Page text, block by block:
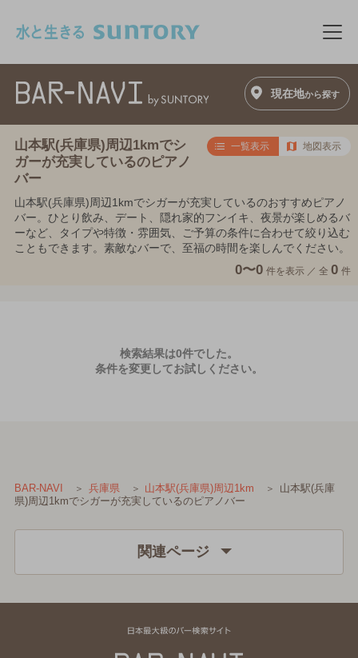
メ
現在地から探す
山本駅(兵庫県)周辺1kmでシ
ガーが充実しているのピアノ
バー
一覧表示 地図表示
山本駅(兵庫県)周辺1kmでシガーが充実しているのおすすめピアノ
バー。ひとり飲み、デート、隠れ家的フンイキ、夜景が楽しめるバ
ーなど、タイプや特徴・雰囲気、ご予算の条件に合わせて絞り込む
こともできます。素敵なバーで、至福の時間を楽しんでください。
0〜0 件を表示 ／ 全 0 件
検索結果は0件でした。
条件を変更してお試しください。
BAR-NAVI 兵庫県 山本駅(兵庫県)周辺1km
山本駅(兵庫
県)周辺1kmでシガーが充実しているのピアノバー
関連ページ